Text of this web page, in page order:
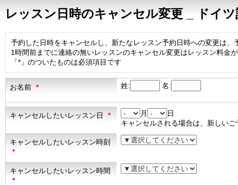
レッスン日時のキャンセル変更 _ ドイ
予約した日時をキャンセルし、新たなレッスン予約日時への変更は、
1時間前までに連絡の無いレッスンのキャンセル変更はレッスン料金が
「*」のついたものは必須項目です
お名前 * 姓: 名:
キャンセルしたいレッスン日 * 月
日
キャンセルされる場合は、新しい
キャンセルしたいレッスン時刻
*
キャンセルしたいレッスン時間
*